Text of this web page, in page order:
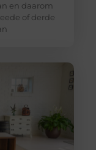
en daarom
of derde